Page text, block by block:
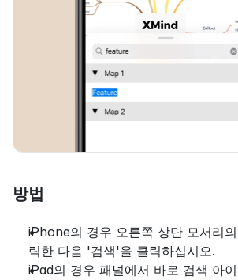
방법
iPhone의 경우 오른쪽 상단 모서리
릭한 다음 '검색'을 클릭하십시오.
iPad의 경우 패널에서 바로 검색 아